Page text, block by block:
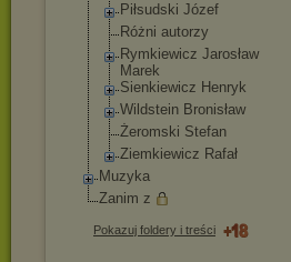
Piłsudski Józef
Różni autorzy
Rymkiewicz Jarosław
Marek
Sienkiewicz Henryk
Wildstein Bronisław
Żeromski Stefan
Ziemkiewicz Rafał
Muzyka
Zanim z
Pokazuj foldery i treści